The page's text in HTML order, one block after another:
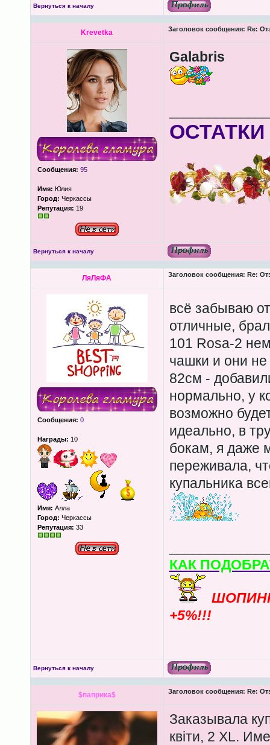
Вернуться к началу
Krevetkа Заголовок сообщения: Re:
Сообщения: 95
Имя: Юлия
Город: Черкассы
Репутация: 19
Galabris
ОСТАТКИ
Вернуться к началу
ЛяЛяФА Заголовок сообщения: Re:
Сообщения: 0
Награды: 10
Имя: Алла
Город: Черкассы
Репутация: 33
всё забываю
отличные,
101 Rosa-2
чашки и они не
82см -
нормально, у
возможно
идеально, в
бокам, я даже
переживала,
купальника
КАК
+5%!!!
Вернуться к началу
$паприка$ Заголовок сообщения: Re:
Заказывала
квіти, 2 XL.